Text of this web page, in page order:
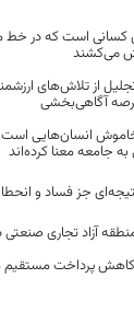
کسانی است که در خط
می‌کشند
از تلاش‌های
آگاهی‌بخشی
خاموش انسان‌هایی
معنا کرده‌اند
جز فساد و
آزاد تجاری
پرداخت مستقیم